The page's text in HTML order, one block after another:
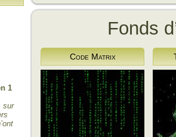
1
sur
Fonds
Code Matrix